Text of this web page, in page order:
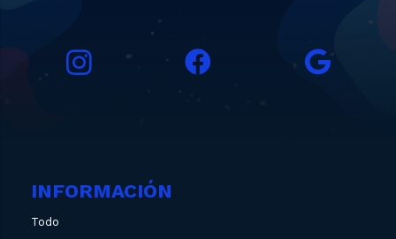
INFORMACIÓN
Todo